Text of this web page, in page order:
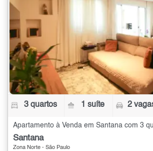
3 quartos 1 suíte 2
Apartamento à Venda em Santana com 3
Santana
Zona Norte - São Paulo